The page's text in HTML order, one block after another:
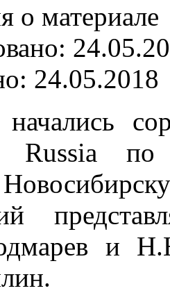
о материале
24.05.2018
Russia по
и